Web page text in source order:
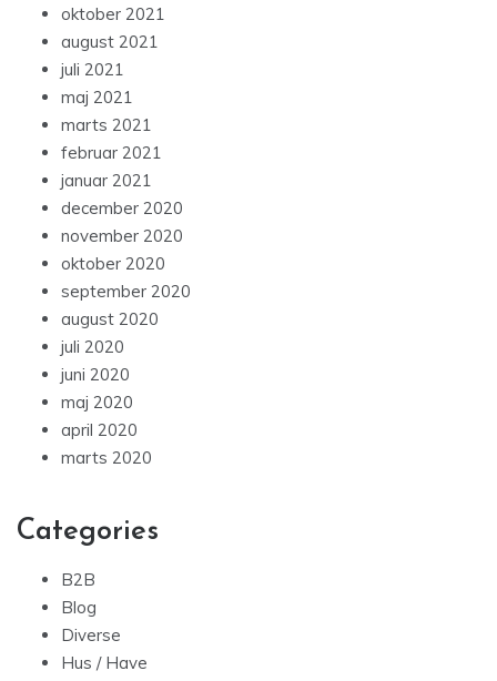
oktober 2021
august 2021
juli 2021
maj 2021
marts 2021
februar 2021
januar 2021
december 2020
november 2020
oktober 2020
september 2020
august 2020
juli 2020
juni 2020
maj 2020
april 2020
marts 2020
Categories
B2B
Blog
Diverse
Hus / Have